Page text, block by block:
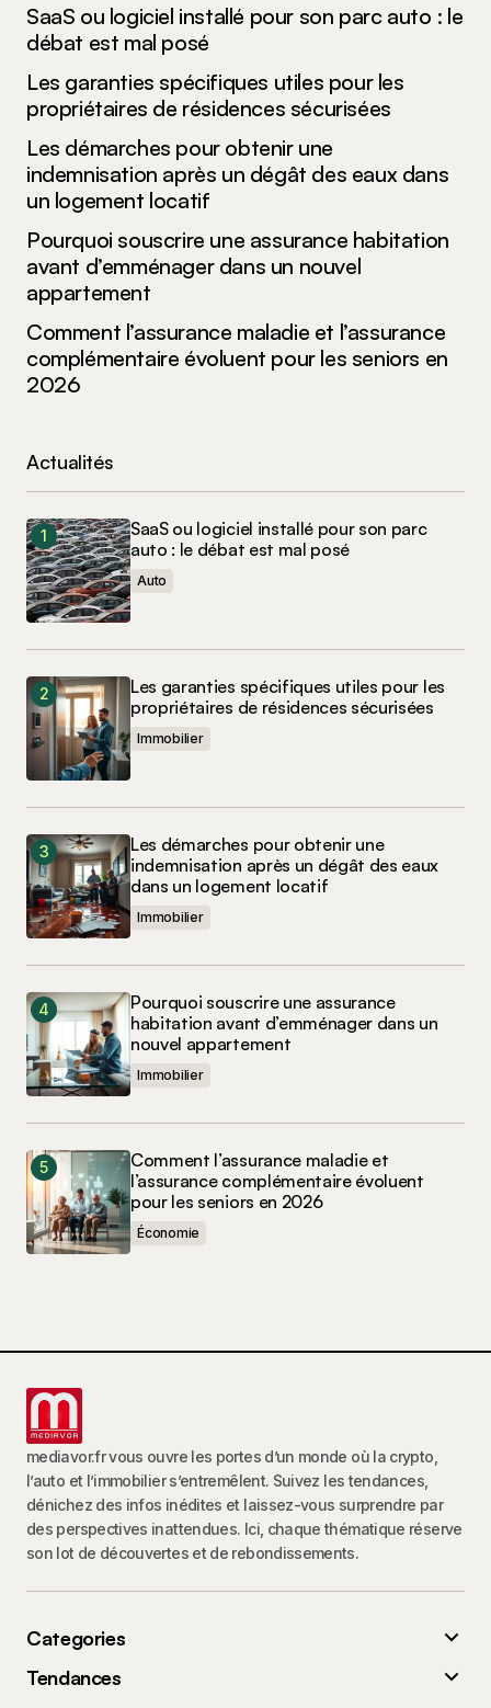
SaaS ou logiciel installé pour son parc auto : le
débat est mal posé
Les garanties spécifiques utiles pour les
propriétaires de résidences sécurisées
Les démarches pour obtenir une
indemnisation après un dégât des eaux dans
un logement locatif
Pourquoi souscrire une assurance habitation
avant d’emménager dans un nouvel
appartement
Comment l’assurance maladie et l’assurance
complémentaire évoluent pour les seniors en
2026
Actualités
SaaS ou logiciel installé pour son parc
auto : le débat est mal posé
Auto
Les garanties spécifiques utiles pour les
propriétaires de résidences sécurisées
Immobilier
Les démarches pour obtenir une
indemnisation après un dégât des eaux
dans un logement locatif
Immobilier
Pourquoi souscrire une assurance
habitation avant d’emménager dans un
nouvel appartement
Immobilier
Comment l’assurance maladie et
l’assurance complémentaire évoluent
pour les seniors en 2026
Économie
mediavor.fr vous ouvre les portes d’un monde où la crypto,
l’auto et l’immobilier s’entremêlent. Suivez les tendances,
dénichez des infos inédites et laissez-vous surprendre par
des perspectives inattendues. Ici, chaque thématique réserve
son lot de découvertes et de rebondissements.
Categories
Tendances